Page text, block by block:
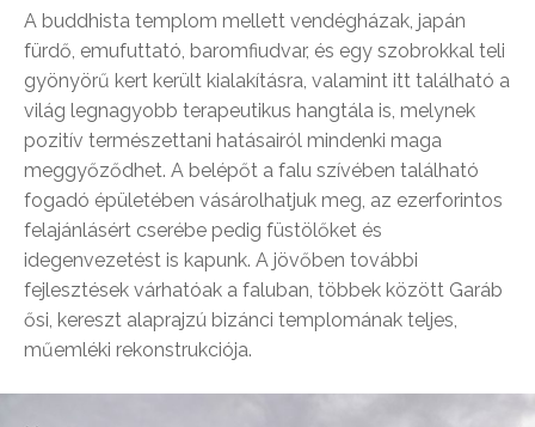
A buddhista templom mellett vendégházak, japán
fürdő, emufuttató, baromfiudvar, és egy szobrokkal teli
gyönyörű kert került kialakításra, valamint itt található a
világ legnagyobb terapeutikus hangtála is, melynek
pozitív természettani hatásairól mindenki maga
meggyőződhet. A belépőt a falu szívében található
fogadó épületében vásárolhatjuk meg, az ezerforintos
felajánlásért cserébe pedig füstölőket és
idegenvezetést is kapunk. A jövőben további
fejlesztések várhatóak a faluban, többek között Garáb
ősi, kereszt alaprajzú bizánci templomának teljes,
műemléki rekonstrukciója.